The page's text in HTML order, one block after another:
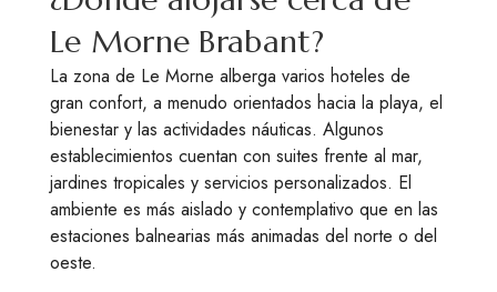
Le Morne Brabant?
La zona de Le Morne alberga varios hoteles de
gran confort, a menudo orientados hacia la playa, el
bienestar y las actividades náuticas. Algunos
establecimientos cuentan con suites frente al mar,
jardines tropicales y servicios personalizados. El
ambiente es más aislado y contemplativo que en las
estaciones balnearias más animadas del norte o del
oeste.